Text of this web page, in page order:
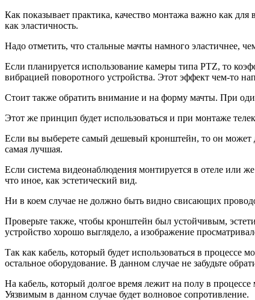
Как показывает практика, качество монтажа важно как
как эластичность.
Надо отметить, что стальные мачты намного эластичнее,
Если планируется использование камеры типа PTZ, то
вибрацией поворотного устройства. Этот эффект чем-то
Стоит также обратить внимание и на форму мачты. При
Этот же принцип будет использоваться и при монтаже
Если вы выберете самый дешевый кронштейн, то он может
самая лучшая.
Если система видеонаблюдения монтируется в отеле или
что иное, как эстетический вид.
Ни в коем случае не должно быть видно свисающих
Проверьте также, чтобы кронштейн был устойчивым,
устройство хорошо выглядело, а изображение
Так как кабель, который будет использоваться в
остальное оборудование. В данном случае не забудьте
На кабель, который долгое время лежит на полу в
Уязвимым в данном случае будет волновое сопротивление.